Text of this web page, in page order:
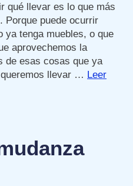
qué llevar es lo que más
Porque puede ocurrir
ya tenga muebles, o que
aprovechemos la
de esas cosas que ya
llevar … Leer